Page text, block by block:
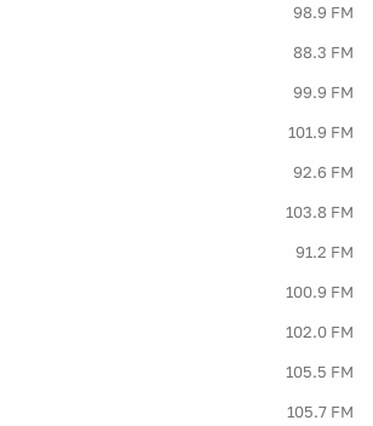
98.9 FM
88.3 FM
99.9 FM
101.9 FM
92.6 FM
103.8 FM
91.2 FM
100.9 FM
102.0 FM
105.5 FM
105.7 FM